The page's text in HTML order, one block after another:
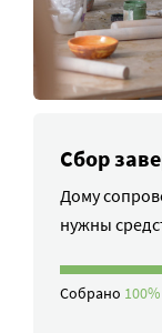
Сбор
Дому
нужны
Собрано 100%